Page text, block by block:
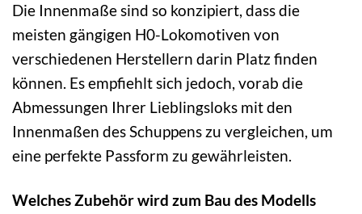
Die Innenmaße sind so konzipiert, dass die
meisten gängigen H0-Lokomotiven von
verschiedenen Herstellern darin Platz finden
können. Es empfiehlt sich jedoch, vorab die
Abmessungen Ihrer Lieblingsloks mit den
Innenmaßen des Schuppens zu vergleichen, um
eine perfekte Passform zu gewährleisten.
Welches Zubehör wird zum Bau des Modells